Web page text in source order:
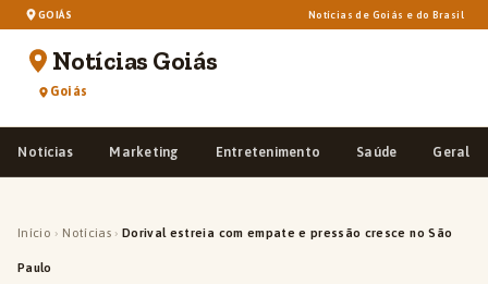
GOIÁS Notícias de Goiás e do Brasil
Notícias Goiás
Goiás
Notícias Marketing Entretenimento Saúde Geral
Início › Notícias › Dorival estreia com empate e pressão cresce no São
Paulo